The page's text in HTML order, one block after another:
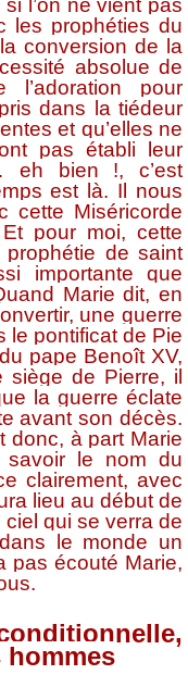
l’on ne vient pas
les prophéties du
conversion de la
absolue de
l’adoration pour
dans la tiédeur
et qu’elles ne
pas établi leur
eh bien !, c’est
est là. Il nous
cette Miséricorde
pour moi, cette
de saint
importante que
Marie dit, en
une guerre
le pontificat de Pie
pape Benoît XV,
de Pierre, il
la guerre éclate
avant son décès.
donc, à part Marie
le nom du
clairement, avec
lieu au début de
ciel qui se verra de
le monde un
pas écouté Marie,
hommes